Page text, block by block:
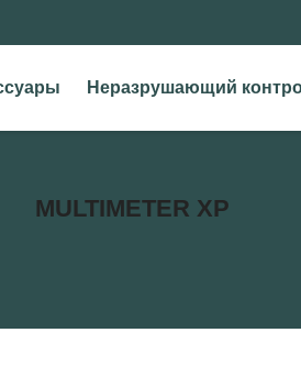
Неразрушающий
MULTIMETER XP